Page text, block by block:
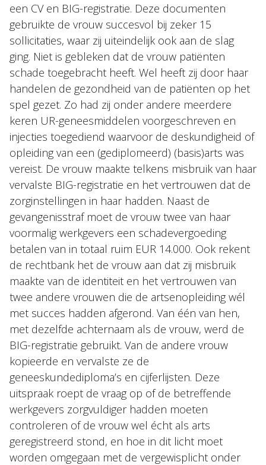
een CV en BIG-registratie. Deze documenten
gebruikte de vrouw succesvol bij zeker 15
sollicitaties, waar zij uiteindelijk ook aan de slag
ging. Niet is gebleken dat de vrouw patiënten
schade toegebracht heeft. Wel heeft zij door haar
handelen de gezondheid van de patiënten op het
spel gezet. Zo had zij onder andere meerdere
keren UR-geneesmiddelen voorgeschreven en
injecties toegediend waarvoor de deskundigheid of
opleiding van een (gediplomeerd) (basis)arts was
vereist. De vrouw maakte telkens misbruik van haar
vervalste BIG-registratie en het vertrouwen dat de
zorginstellingen in haar hadden. Naast de
gevangenisstraf moet de vrouw twee van haar
voormalig werkgevers een schadevergoeding
betalen van in totaal ruim EUR 14.000. Ook rekent
de rechtbank het de vrouw aan dat zij misbruik
maakte van de identiteit en het vertrouwen van
twee andere vrouwen die de artsenopleiding wél
met succes hadden afgerond. Van één van hen,
met dezelfde achternaam als de vrouw, werd de
BIG-registratie gebruikt. Van de andere vrouw
kopieerde en vervalste ze de
geneeskundediploma’s en cijferlijsten. Deze
uitspraak roept de vraag op of de betreffende
werkgevers zorgvuldiger hadden moeten
controleren of de vrouw wel écht als arts
geregistreerd stond, en hoe in dit licht moet
worden omgegaan met de vergewisplicht onder